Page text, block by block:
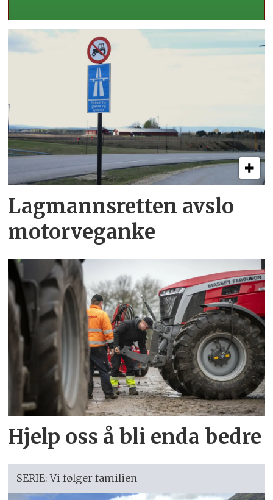
Lagmannsretten avslo
motorveganke
Hjelp oss å bli enda bedre
SERIE: Vi følger familien